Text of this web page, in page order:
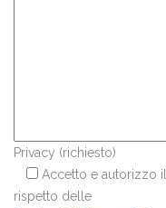
Privacy (richiesto)
Accetto e autorizzo
rispetto delle